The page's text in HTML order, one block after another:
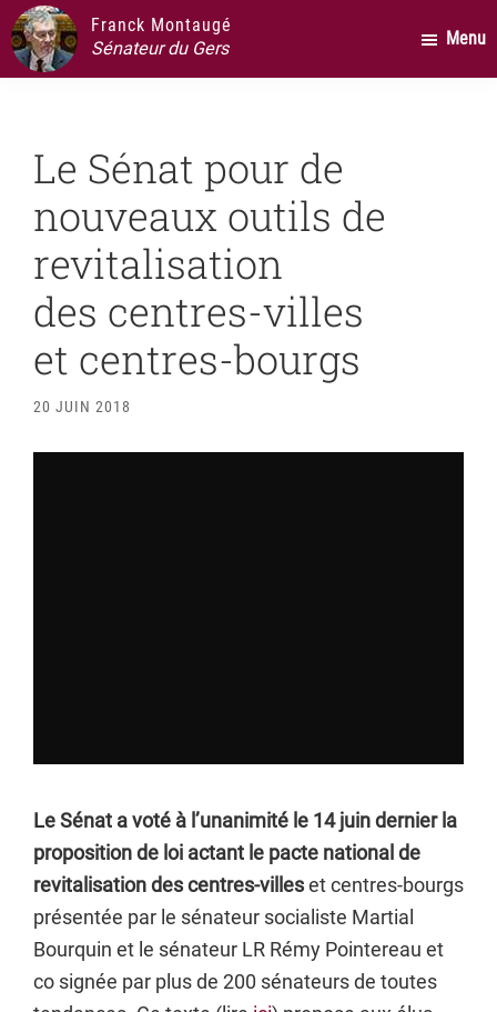
Passer
au
contenu
Passer
la
principale
Passer
au
pied
Franck Montaugé
Sénateur du Gers
Menu
Le Sénat pour de
nouveaux outils de
revitalisation
des centres-villes
et centres-bourgs
20 JUIN 2018
Le Sénat a voté à l’unanimité le 14 juin dernier la
proposition de loi actant le pacte national de
revitalisation des centres-villeset centres-bourgs
présentée par le sénateur socialiste Martial
Bourquin et le sénateur LR Rémy Pointereau et
co signée par plus de 200 sénateurs de toutes